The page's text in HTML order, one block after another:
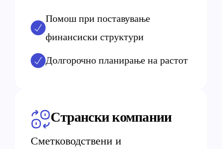
Помош при поставување
финансиски структури
Долгорочно планирање на растот
Странски компании
Сметководствени и